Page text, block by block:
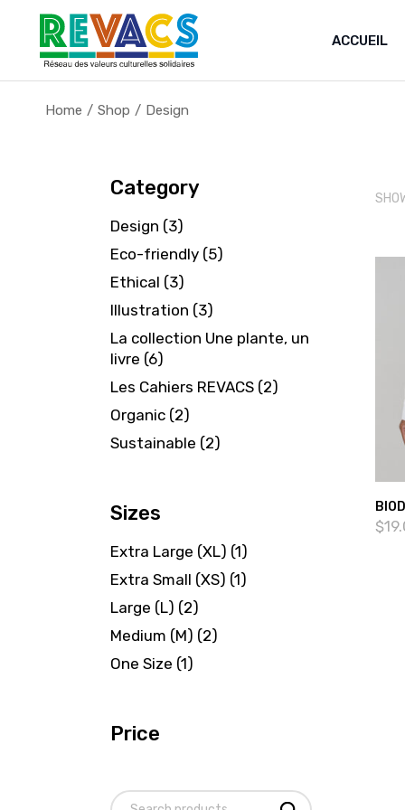
content
ACCUEIL
Home Shop Design
$
Category
Design 33
products
Eco-friendly 55
products
Ethical 33
products
Illustration 33
products
La collection Une plante, un
livre 66
products
Les Cahiers REVACS 22
products
Organic 22
products
Sustainable 22
products
Sizes
Extra Large (XL) (1)
Extra Small (XS) (1)
Large (L) (2)
Medium (M) (2)
One Size (1)
Price